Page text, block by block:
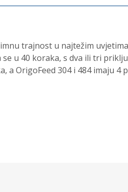
trajnost u najtežim
u 40 koraka, s dva ili tri
a OrigoFeed 304 i 484 imaju 4